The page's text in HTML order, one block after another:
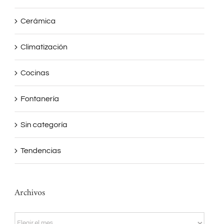
Cerámica
Climatización
Cocinas
Fontanería
Sin categoría
Tendencias
Archivos
Archivos